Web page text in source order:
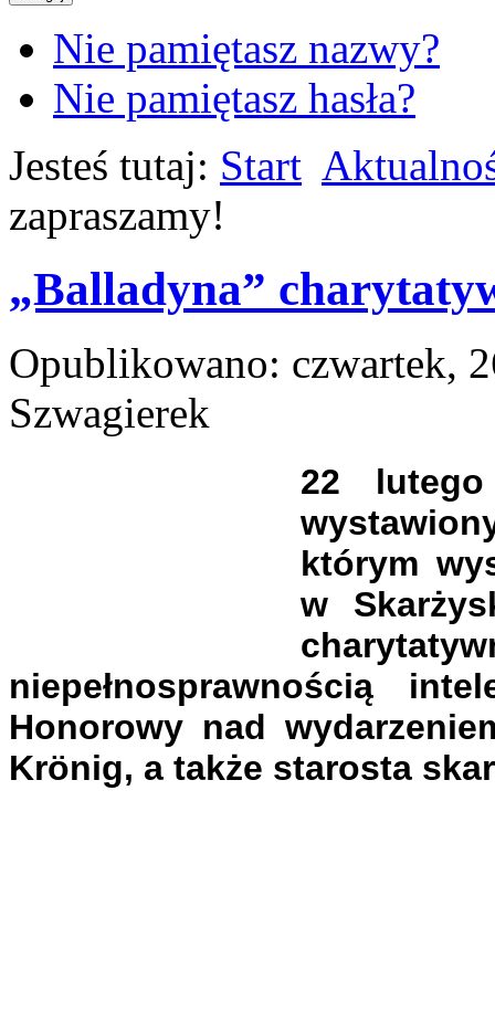
Nie pamiętasz nazwy?
Nie pamiętasz hasła?
Jesteś tutaj: Start
zapraszamy!
„Balladyna”
Opublikowano: czwartek,
Szwagierek
22
którym
w
niepełnosprawnością
Honorowy nad
Krönig, a także starosta